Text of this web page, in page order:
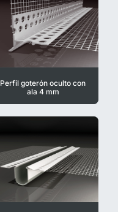
Perfil goterón oculto con
ala 4 mm